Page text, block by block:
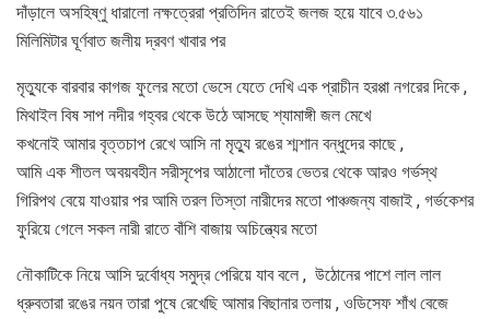
দাঁড়ালে অসহিষ্ণু ধারালো নক্ষত্রেরা প্রতিদিন রাতেই জলজ হয়ে যাবে ৩.৫৬১
মিলিমিটার ঘূর্ণবাত জলীয় দ্রবণ খাবার পর
মৃত্যুকে বারবার কাগজ ফুলের মতো ভেসে যেতে দেখি এক প্রাচীন হরপ্পা নগরের দিকে ,
মিথাইল বিষ সাপ নদীর গহ্বর থেকে উঠে আসছে শ্যামাঙ্গী জল মেখে
কখনোই আমার বৃত্তচাপ রেখে আসি না মৃত্যু রঙের শ্মশান বন্ধুদের কাছে ,
আমি এক শীতল অবয়বহীন সরীসৃপের আঠালো দাঁতের ভেতর থেকে আরও গর্ভস্থ
গিরিপথ বেয়ে যাওয়ার পর আমি তরল তিস্তা নারীদের মতো পাঞ্চজন্য বাজাই , গর্ভকেশর
ফুরিয়ে গেলে সকল নারী রাতে বাঁশি বাজায় অচিন্ত্যের মতো
নৌকাটিকে নিয়ে আসি দুর্বোধ্য সমুদ্র পেরিয়ে যাব বলে , উঠোনের পাশে লাল লাল
ধ্রুবতারা রঙের নয়ন তারা পুষে রেখেছি আমার বিছানার তলায় , ওডিসেফ শাঁখ বেজে